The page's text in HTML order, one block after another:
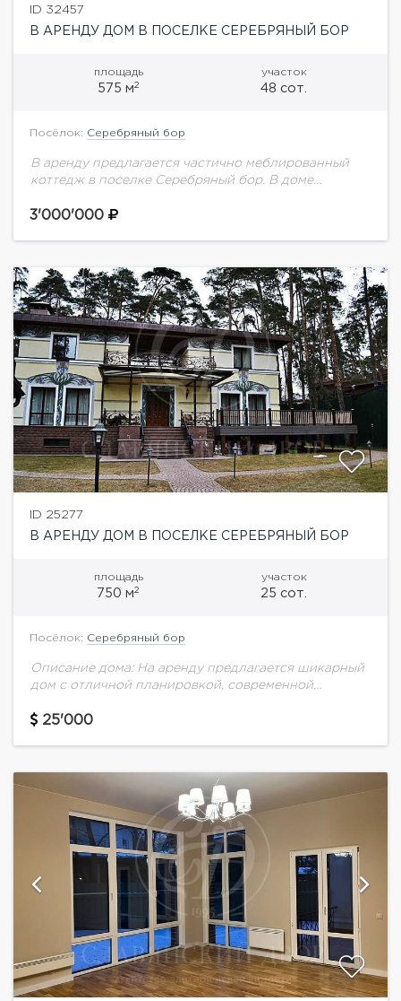
ID 32457
В АРЕНДУ ДОМ В ПОСЕЛКЕ СЕРЕБРЯНЫЙ БОР
площадь
575 м2
участок
48 сот.
Посёлок: Серебряный бор
В аренду предлагается частично меблированный
коттедж в поселке Серебряный бор. В доме
персонала- Крытый гараж на 2 м/места и открытая
3'000'000
ID 25277
В АРЕНДУ ДОМ В ПОСЕЛКЕ СЕРЕБРЯНЫЙ БОР
площадь
750 м2
участок
25 сот.
Посёлок: Серебряный бор
Описание дома: На аренду предлагается шикарный
дом с отличной планировкой, современной
огорожена, установлена система видеонаблюдения,
25'000